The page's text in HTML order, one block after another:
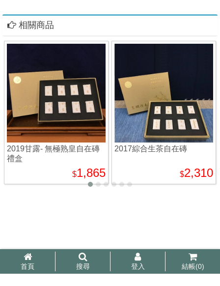
首頁 搜尋 登入 結帳(0)
相關商品
2019甘露- 無極熟皇自在磚
禮盒
$1,865
2017綜合生茶自在磚
$2,310